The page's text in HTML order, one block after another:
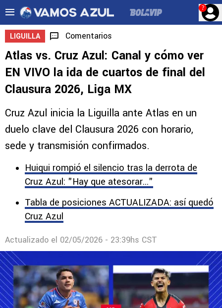
?
LIGUILLA Comentarios
Atlas vs. Cruz Azul: Canal y cómo ver
EN VIVO la ida de cuartos de final del
Clausura 2026, Liga MX
Cruz Azul inicia la Liguilla ante Atlas en un
duelo clave del Clausura 2026 con horario,
sede y transmisión confirmados.
Huiqui rompió el silencio tras la derrota de
Cruz Azul: "Hay que atesorar..."
Tabla de posiciones ACTUALIZADA: así quedó
Cruz Azul
Actualizado el 02/05/2026 - 23:39hs CST